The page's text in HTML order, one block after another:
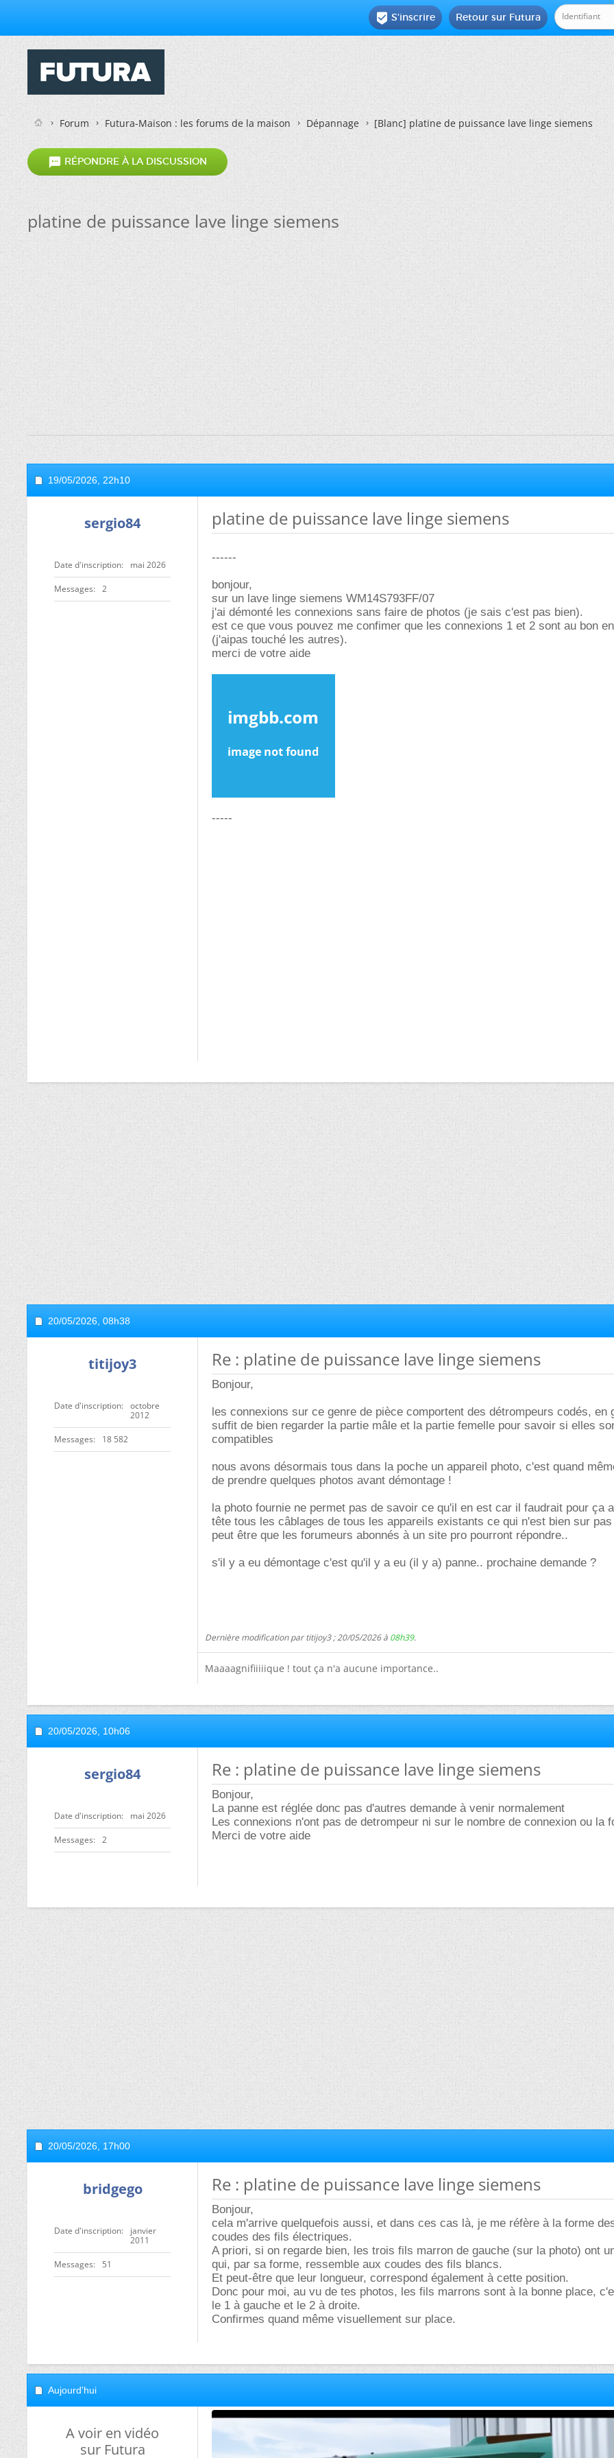
Retour sur Futura
 S'inscrire
Forum Futura-Maison : les forums de la maison Dépannage [Blanc]platine de puissance lave linge siemens
 RÉPONDRE À LA DISCUSSION
platine de puissance lave linge siemens
19/05/2026, 22h10
sergio84
Date d'inscription mai 2026
Messages 2
platine de puissance lave linge siemens
------
bonjour,
sur un lave linge siemens WM14S793FF/07
j'ai démonté les connexions sans faire de photos (je sais c'est pas bien).
est ce que vous pouvez me confimer que les connexions 1 et 2 sont au bon
(j'aipas touché les autres).
merci de votre aide
-----
20/05/2026, 08h38
titijoy3
Date d'inscription
octobre
2012
Messages 18 582
Re : platine de puissance lave linge siemens
Bonjour,
les connexions sur ce genre de pièce comportent des détrompeurs codés, en
suffit de bien regarder la partie mâle et la partie femelle pour savoir si elles
compatibles
nous avons désormais tous dans la poche un appareil photo, c'est quand
de prendre quelques photos avant démontage !
la photo fournie ne permet pas de savoir ce qu'il en est car il faudrait pour ça
tête tous les câblages de tous les appareils existants ce qui n'est bien sur
peut être que les forumeurs abonnés à un site pro pourront répondre..
s'il y a eu démontage c'est qu'il y a eu (il y a) panne.. prochaine demande ?
Dernière modification par titijoy3 ; 20/05/2026 à 08h39.
Maaaagnifiiiiique ! tout ça n'a aucune importance..
20/05/2026, 10h06
sergio84
Date d'inscription mai 2026
Messages 2
Re : platine de puissance lave linge siemens
Bonjour,
La panne est réglée donc pas d'autres demande à venir normalement
Les connexions n'ont pas de detrompeur ni sur le nombre de connexion ou la
Merci de votre aide
20/05/2026, 17h00
bridgego
Date d'inscription
janvier
2011
Messages 51
Re : platine de puissance lave linge siemens
Bonjour,
cela m'arrive quelquefois aussi, et dans ces cas là, je me réfère à la forme
coudes des fils électriques.
A priori, si on regarde bien, les trois fils marron de gauche (sur la photo) ont
qui, par sa forme, ressemble aux coudes des fils blancs.
Et peut-être que leur longueur, correspond également à cette position.
Donc pour moi, au vu de tes photos, les fils marrons sont à la bonne place,
le 1 à gauche et le 2 à droite.
Confirmes quand même visuellement sur place.
Aujourd'hui
A voir en vidéo
sur Futura